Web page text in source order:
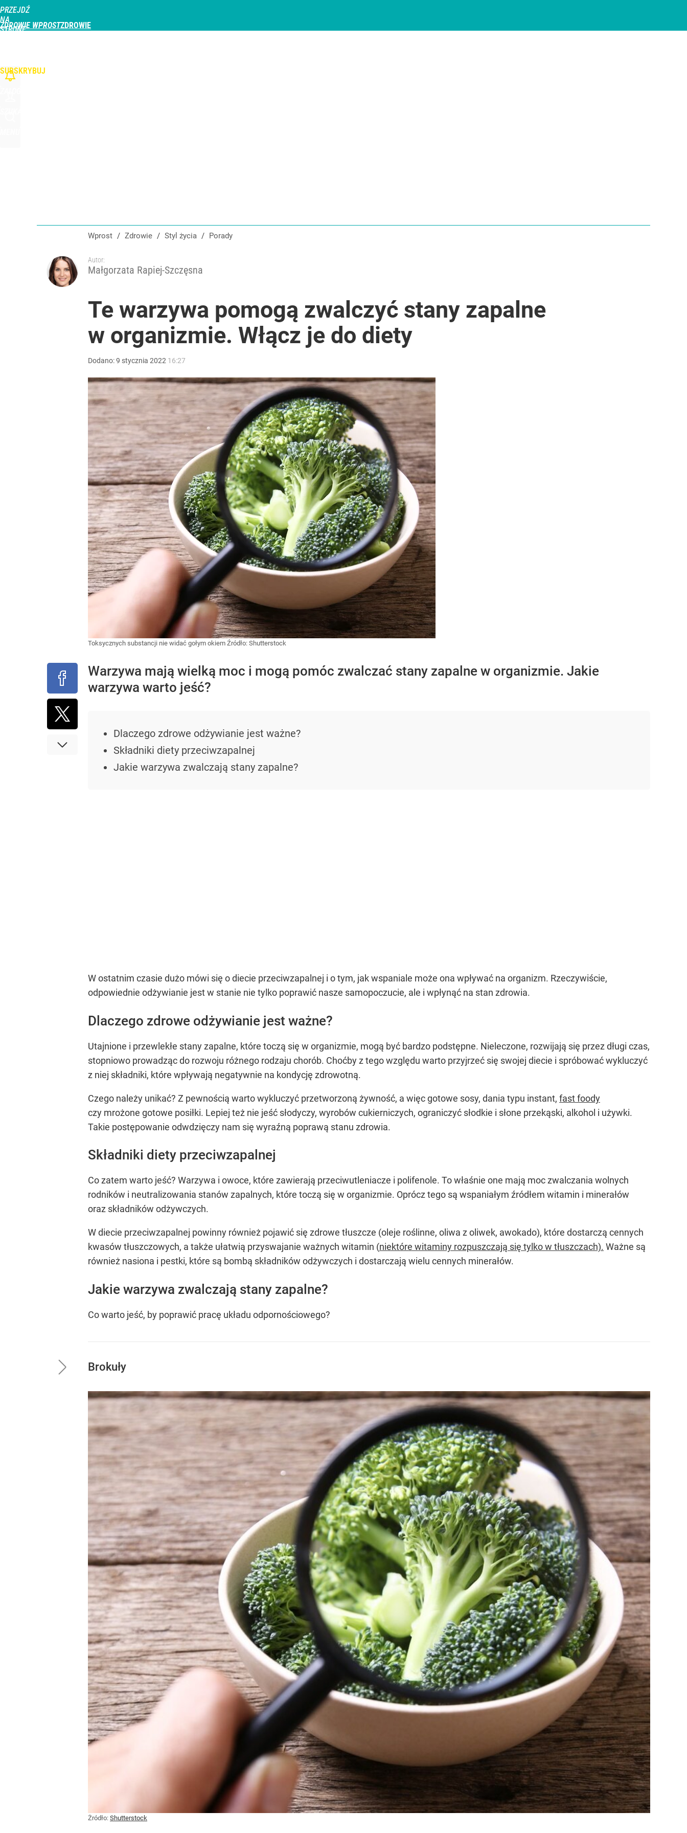
PRZEJDŹ
NA
STRONĘ
ZDROWIE WPROST
SUBSKRYBUJ
Wprost / Zdrowie / Styl życia / Porady
Autor:
Małgorzata Rapiej-Szczęsna
Te warzywa pomogą zwalczyć stany zapalne
w organizmie. Włącz je do diety
Dodano:9 stycznia 2022 16:27
Toksycznych substancji nie widać gołym okiem Źródło: Shutterstock
Warzywa mają wielką moc i mogą pomóc zwalczać stany zapalne w organizmie. Jakie
warzywa warto jeść?
Dlaczego zdrowe odżywianie jest ważne?
Składniki diety przeciwzapalnej
Jakie warzywa zwalczają stany zapalne?
W ostatnim czasie dużo mówi się o diecie przeciwzapalnej i o tym, jak wspaniale może ona wpływać na organizm. Rzeczywiście,
odpowiednie odżywianie jest w stanie nie tylko poprawić nasze samopoczucie, ale i wpłynąć na stan zdrowia.
Dlaczego zdrowe odżywianie jest ważne?
Utajnione i przewlekłe stany zapalne, które toczą się w organizmie, mogą być bardzo podstępne. Nieleczone, rozwijają się przez długi czas,
stopniowo prowadząc do rozwoju różnego rodzaju chorób. Choćby z tego względu warto przyjrzeć się swojej diecie i spróbować wykluczyć
z niej składniki, które wpływają negatywnie na kondycję zdrowotną.
Czego należy unikać? Z pewnością warto wykluczyć przetworzoną żywność, a więc gotowe sosy, dania typu instant, fast foody
czy mrożone gotowe posiłki. Lepiej też nie jeść słodyczy, wyrobów cukierniczych, ograniczyć słodkie i słone przekąski, alkohol i używki.
Takie postępowanie odwdzięczy nam się wyraźną poprawą stanu zdrowia.
Składniki diety przeciwzapalnej
Co zatem warto jeść? Warzywa i owoce, które zawierają przeciwutleniacze i polifenole. To właśnie one mają moc zwalczania wolnych
rodników i neutralizowania stanów zapalnych, które toczą się w organizmie. Oprócz tego są wspaniałym źródłem witamin i minerałów
oraz składników odżywczych.
W diecie przeciwzapalnej powinny również pojawić się zdrowe tłuszcze (oleje roślinne, oliwa z oliwek, awokado), które dostarczą cennych
kwasów tłuszczowych, a także ułatwią przyswajanie ważnych witamin (niektóre witaminy rozpuszczają się tylko w tłuszczach). Ważne są
również nasiona i pestki, które są bombą składników odżywczych i dostarczają wielu cennych minerałów.
Jakie warzywa zwalczają stany zapalne?
Co warto jeść, by poprawić pracę układu odpornościowego?
Brokuły
Żródło: Shutterstock